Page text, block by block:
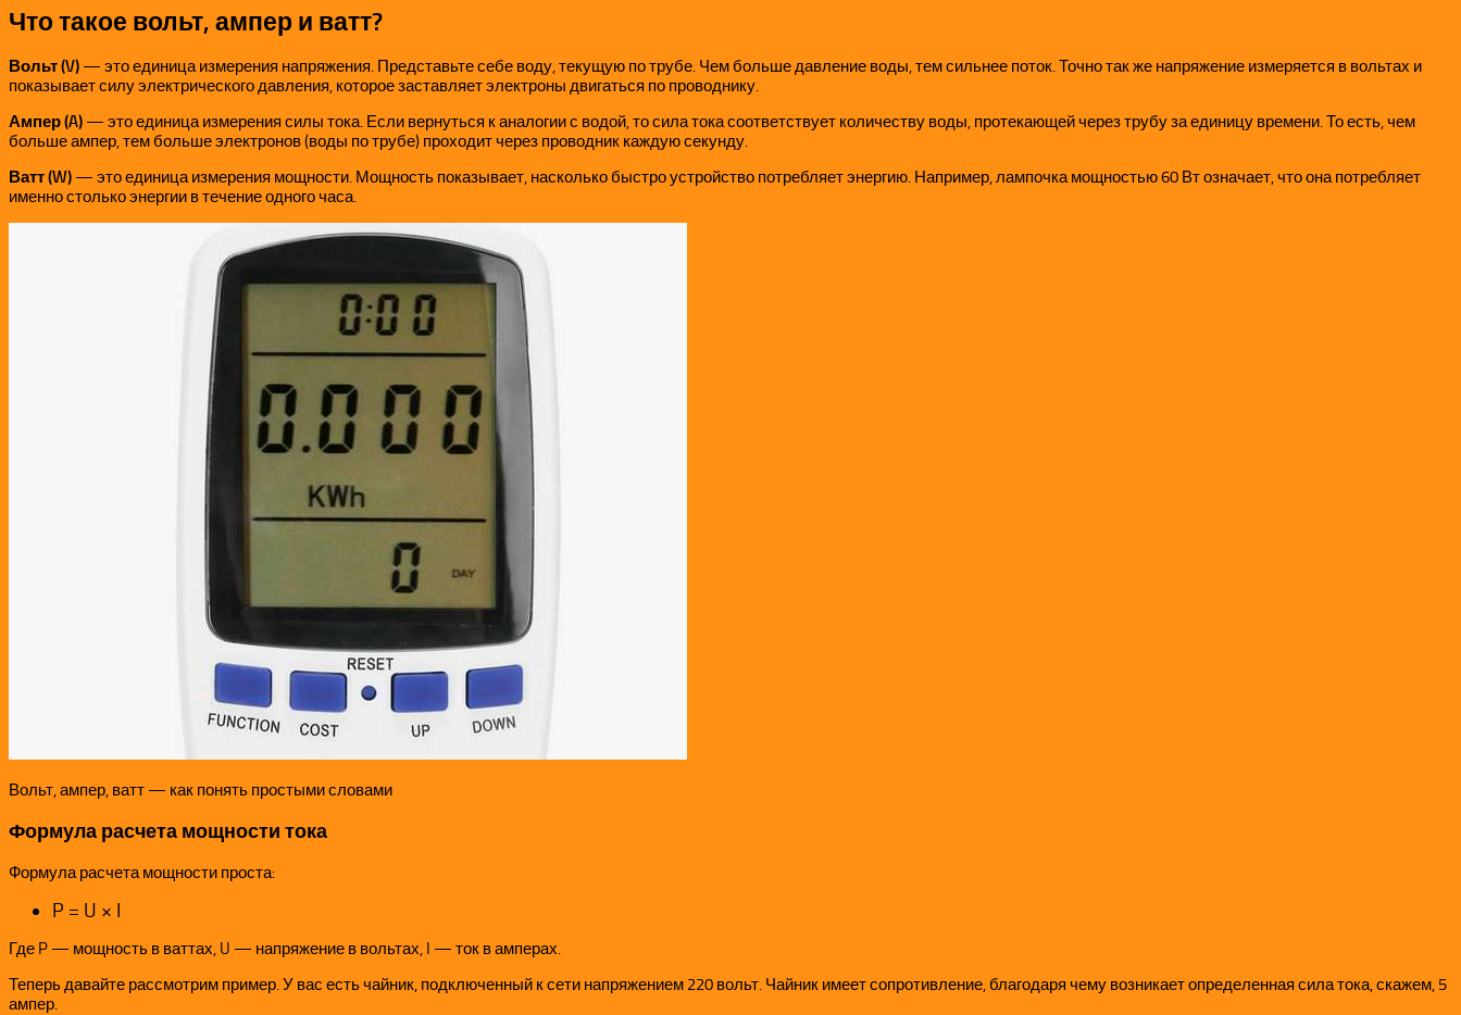
Что такое вольт, ампер и ватт?
Вольт (V) — это единица измерения напряжения. Представьте себе воду, текущую по трубе. Чем больше давление воды, тем сильнее поток. Точно так же напряжение измеряется в вольтах и
показывает силу электрического давления, которое заставляет электроны двигаться по проводнику.
Ампер (A) — это единица измерения силы тока. Если вернуться к аналогии с водой, то сила тока соответствует количеству воды, протекающей через трубу за единицу времени. То есть, чем
больше ампер, тем больше электронов (воды по трубе) проходит через проводник каждую секунду.
Ватт (W) — это единица измерения мощности. Мощность показывает, насколько быстро устройство потребляет энергию. Например, лампочка мощностью 60 Вт означает, что она потребляет
именно столько энергии в течение одного часа.
Вольт, ампер, ватт — как понять простыми словами
Формула расчета мощности тока
Формула расчета мощности проста:
P = U × I
Где P — мощность в ваттах, U — напряжение в вольтах, I — ток в амперах.
Теперь давайте рассмотрим пример. У вас есть чайник, подключенный к сети напряжением 220 вольт. Чайник имеет сопротивление, благодаря чему возникает определенная сила тока, скажем, 5
ампер.